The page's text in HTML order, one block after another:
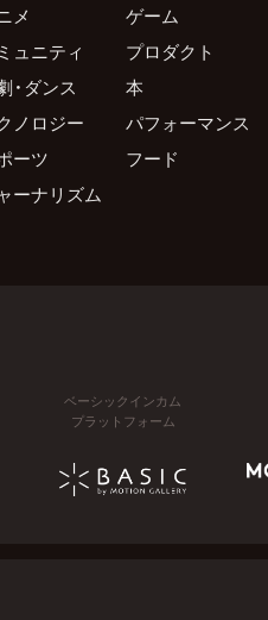
メ
ゲーム
ュニティ
プロダクト
・ダンス
本
ノロジー
パフォーマンス
ーツ
フード
ーナリズム
ベーシックインカム
プラットフォーム